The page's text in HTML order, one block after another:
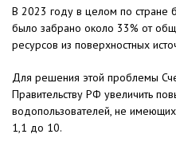
В 2023 году в целом по стране
было забрано около 33% от
ресурсов из поверхностных
Для решения этой проблемы
Правительству РФ увеличить
водопользователей, не
1,1 до 10.